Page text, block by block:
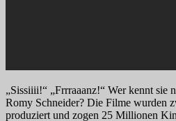
„Sissiiii!“ „Frrraaanz!“ Wer kennt sie
Romy Schneider? Die Filme wurden
produziert und zogen 25 Millionen